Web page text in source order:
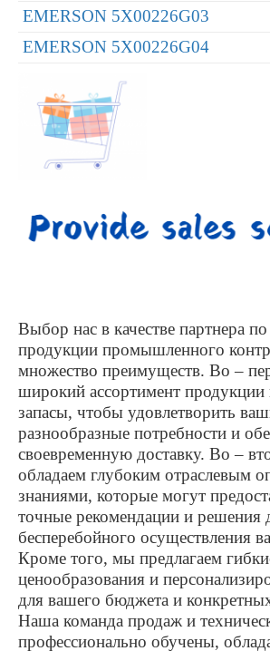
EMERSON 5X00226G03
EMERSON 5X00226G04
Выбор нас в качестве партнера
продукции промышленного
множество преимуществ. Во –
широкий ассортимент продукции
запасы, чтобы удовлетворить
разнообразные потребности и
своевременную доставку. Во –
обладаем глубоким отраслевым
знаниями, которые могут
точные рекомендации и решения
бесперебойного осуществления
Кроме того, мы предлагаем
ценообразования и
для вашего бюджета и
Наша команда продаж и
профессионально обучены,